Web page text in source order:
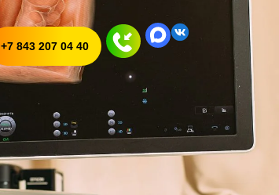
+7 843 207 04 40